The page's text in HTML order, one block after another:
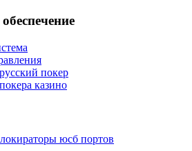
покер
казино
юсб портов